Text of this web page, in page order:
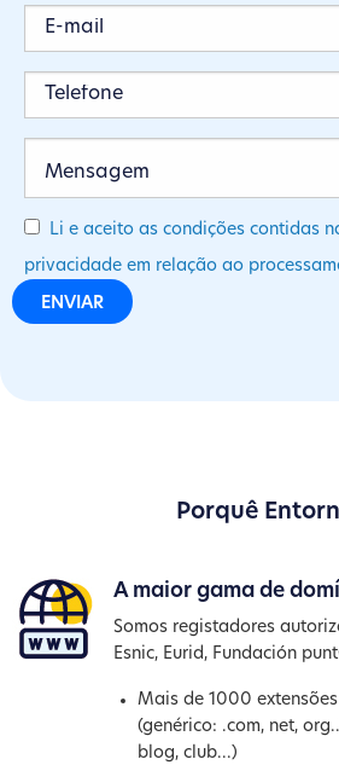
Li e aceito as condições contidas
privacidade em relação ao
Porquê
A maior gama de
Somos registadores
Esnic, Eurid, Fundación
Mais de 1000
(genérico: .com, net,
blog, club...)